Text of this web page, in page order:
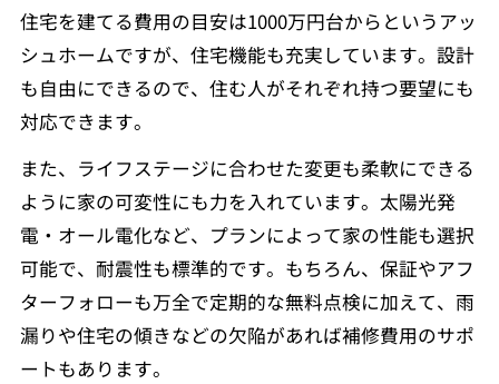
住宅を建てる費用の目安は1000万円台からというアッ
シュホームですが、住宅機能も充実しています。設計
も自由にできるので、住む人がそれぞれ持つ要望にも
対応できます。
また、ライフステージに合わせた変更も柔軟にできる
ように家の可変性にも力を入れています。太陽光発
電・オール電化など、プランによって家の性能も選択
可能で、耐震性も標準的です。もちろん、保証やアフ
ターフォローも万全で定期的な無料点検に加えて、雨
漏りや住宅の傾きなどの欠陥があれば補修費用のサポ
ートもあります。